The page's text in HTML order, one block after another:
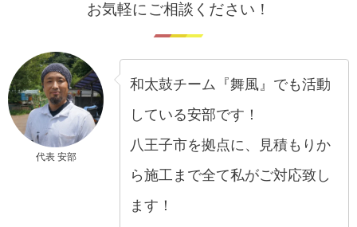
お気軽にご相談ください！
代表 安部
和太鼓チーム『舞風』でも活動
している安部です！
八王子市を拠点に、見積もりか
ら施工まで全て私がご対応致し
ます！